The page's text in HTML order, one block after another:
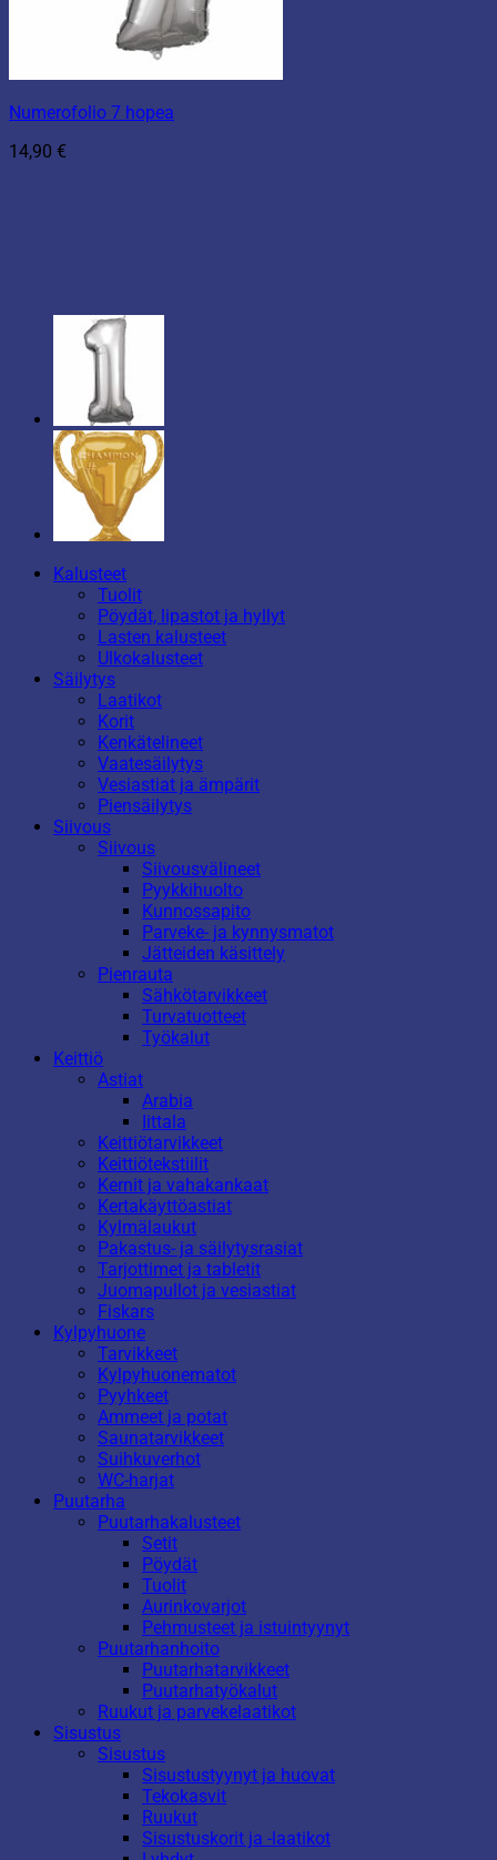
Numerofolio 7 hopea
14,90 €
Kalusteet
Tuolit
Pöydät, lipastot ja hyllyt
Lasten kalusteet
Ulkokalusteet
Säilytys
Laatikot
Korit
Kenkätelineet
Vaatesäilytys
Vesiastiat ja ämpärit
Piensäilytys
Siivous
Siivous
Siivousvälineet
Pyykkihuolto
Kunnossapito
Parveke- ja kynnysmatot
Jätteiden käsittely
Pienrauta
Sähkötarvikkeet
Turvatuotteet
Työkalut
Keittiö
Astiat
Arabia
Iittala
Keittiötarvikkeet
Keittiötekstiilit
Kernit ja vahakankaat
Kertakäyttöastiat
Kylmälaukut
Pakastus- ja säilytysrasiat
Tarjottimet ja tabletit
Juomapullot ja vesiastiat
Fiskars
Kylpyhuone
Tarvikkeet
Kylpyhuonematot
Pyyhkeet
Ammeet ja potat
Saunatarvikkeet
Suihkuverhot
WC-harjat
Puutarha
Puutarhakalusteet
Setit
Pöydät
Tuolit
Aurinkovarjot
Pehmusteet ja istuintyynyt
Puutarhanhoito
Puutarhatarvikkeet
Puutarhatyökalut
Ruukut ja parvekelaatikot
Sisustus
Sisustus
Sisustustyynyt ja huovat
Tekokasvit
Ruukut
Sisustuskorit ja -laatikot